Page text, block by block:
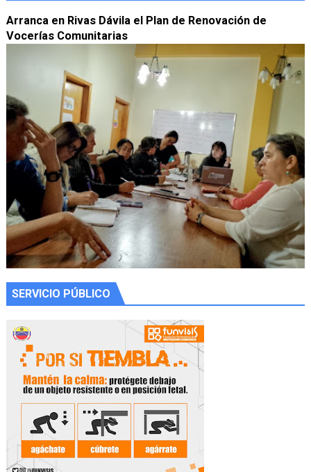
Arranca en Rivas Dávila el Plan de Renovación de
Vocerías Comunitarias
SERVICIO PÚBLICO